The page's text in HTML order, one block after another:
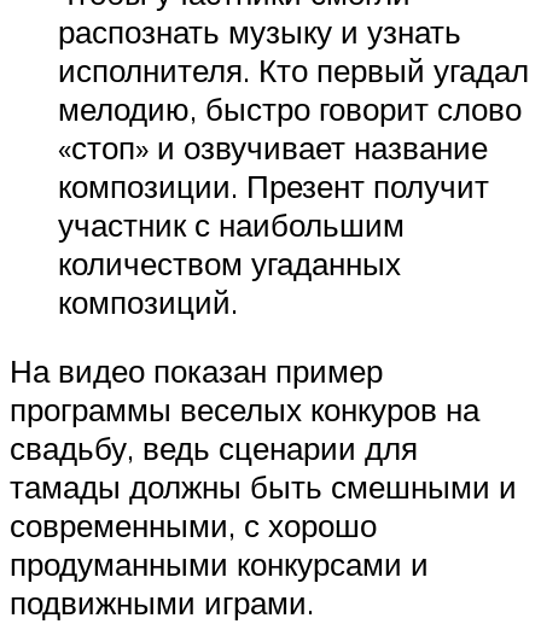
распознать музыку и узнать
исполнителя. Кто первый угадал
мелодию, быстро говорит слово
«стоп» и озвучивает название
композиции. Презент получит
участник с наибольшим
количеством угаданных
композиций.
На видео показан пример
программы веселых конкуров на
свадьбу, ведь сценарии для
тамады должны быть смешными и
современными, с хорошо
продуманными конкурсами и
подвижными играми.